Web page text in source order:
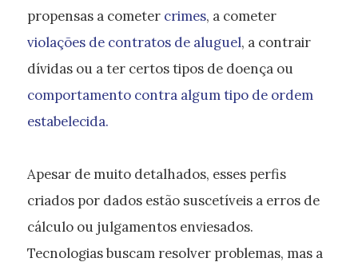
propensas a cometer crimes, a cometer
violações de contratos de aluguel, a contrair
dívidas ou a ter certos tipos de doença ou
comportamento contra algum tipo de ordem
estabelecida.
Apesar de muito detalhados, esses perfis
criados por dados estão suscetíveis a erros de
cálculo ou julgamentos enviesados.
Tecnologias buscam resolver problemas, mas a